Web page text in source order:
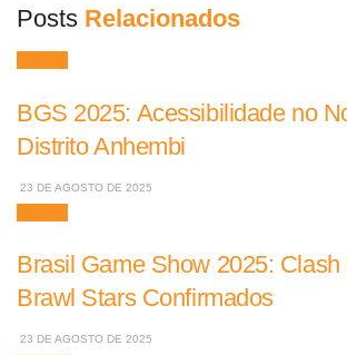
Posts Relacionados
BGS 2025: Acessibilidade no
Distrito Anhembi
23 DE AGOSTO DE 2025
Brasil Game Show 2025: Clash
Brawl Stars Confirmados
23 DE AGOSTO DE 2025